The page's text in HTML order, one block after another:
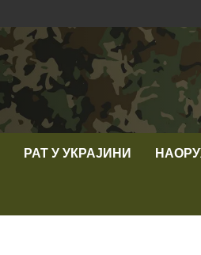
РАТ У УКРАЈИНИ